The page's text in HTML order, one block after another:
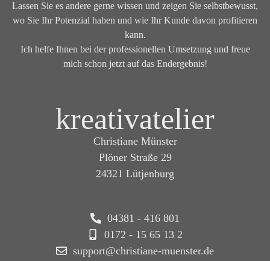
Lassen Sie es andere gerne wissen und zeigen Sie selbstbewusst,
wo Sie Ihr Potenzial haben und wie Ihr Kunde davon profitieren
kann.
Ich helfe Ihnen bei der professionellen Umsetzung und freue
mich schon jetzt auf das Endergebnis!
kreativatelier
Christiane Münster
Plöner Straße 29
24321 Lütjenburg
04381 - 416 801
0172 - 15 65 13 2
support@christiane-muenster.de